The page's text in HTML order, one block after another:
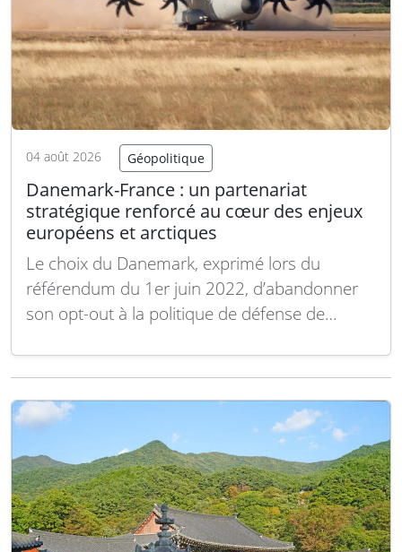
04 août 2026 Géopolitique
Danemark-France : un partenariat
stratégique renforcé au cœur des enjeux
européens et arctiques
Le choix du Danemark, exprimé lors du
référendum du 1er juin 2022, d’abandonner
son opt-out à la politique de défense de
majeur. Cette décision, prise dans le contexte
volonté de Copenhague de s’intégrer
pleinement à l’architecture européenne de…
Lire la suite